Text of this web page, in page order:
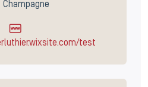
Champagne
test